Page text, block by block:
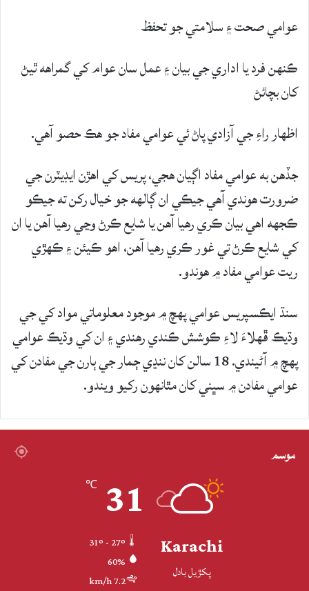
عوامي صحت ۽ سلامتي جو تحفظ
ڪنهن فرد يا اداري جي بيان ۽ عمل سان عوام کي گمراهه ٿيڻ
کان بچائڻ
اظهار راءِ جي آزادي پاڻ ئي عوامي مفاد جو هڪ حصو آهي.
جڏهن به عوامي مفاد اڳيان هجي، پريس کي اهڙن ايڊيٽرن جي
ضرورت هوندي آهي جيڪي ان ڳالهه جو خيال رکن ته جيڪو
ڪجهه اهي بيان ڪري رهيا آهن يا شايع ڪرڻ وڃي رهيا آهن يا ان
کي شايع ڪرڻ تي غور ڪري رهيا آهن، اهو ڪيئن ۽ ڪهڙي
ريت عوامي مفاد ۾ هوندو.
سنڌ ايڪسپريس عوامي پهچ ۾ موجود معلوماتي مواد کي جي
وڌيڪ ڦهلاءَ لاءِ ڪوشش ڪندي رهندي ۽ ان کي وڌيڪ عوامي
پهچ ۾ آڻيندي. 18 سالن کان ننڍي ڄمار جي ٻارن جي مفادن کي
عوامي مفادن ۾ سڀني کان مٿانهون رکيو ويندو.
موسم
Karachi
پکڙيل بادل
31
℃
60%
7.2 km/h